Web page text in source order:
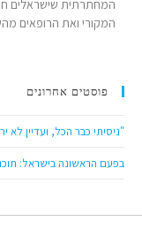
המקורי ואת הרופאים
פוסטים אחרונים
"ניסיתי כבר הכל, ועדיין
בפעם הראשונה בישראל: